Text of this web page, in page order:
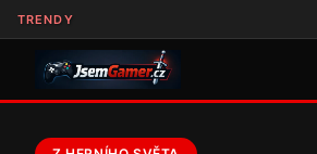
TRENDY